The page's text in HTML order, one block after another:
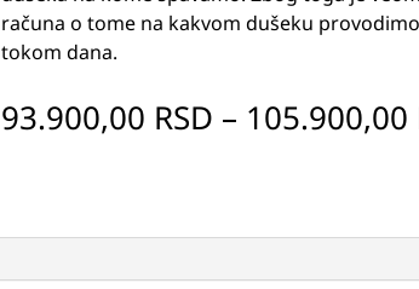
računa o tome na kakvom dušeku
tokom dana.
93.900,00 RSD – 105.900,00